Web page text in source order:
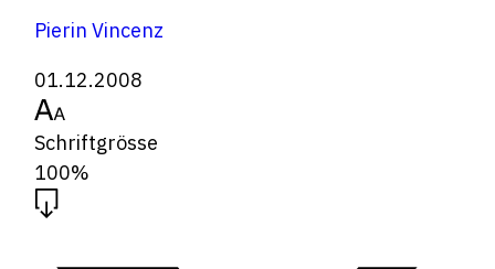
Pierin Vincenz
01.12.2008
Schriftgrösse
100%